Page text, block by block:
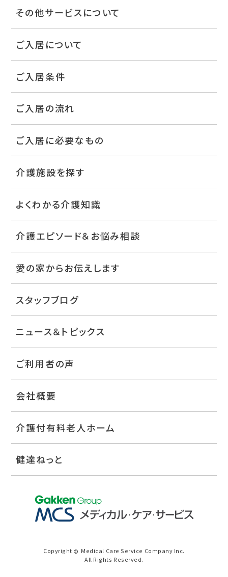
その他サービスについて
ご入居について
ご入居条件
ご入居の流れ
ご入居に必要なもの
介護施設を探す
よくわかる介護知識
介護エピソード＆お悩み相談
愛の家からお伝えします
スタッフブログ
ニュース＆トピックス
ご利用者の声
会社概要
介護付有料老人ホーム
健達ねっと
Copyright © Medical Care Service Company Inc.
All Rights Reserved.